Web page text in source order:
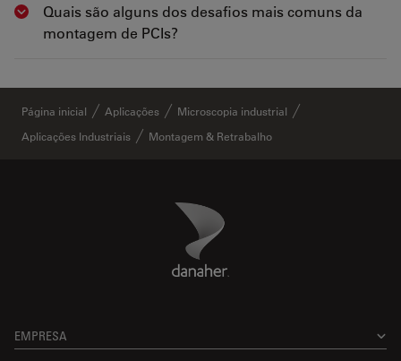
Show answer
Quais são alguns dos desafios mais comuns da
montagem de PCIs?
Página inicial Aplicações
Microscopia industrial
Aplicações Industriais
Montagem & Retrabalho
Danaher Logo
EMPRESA